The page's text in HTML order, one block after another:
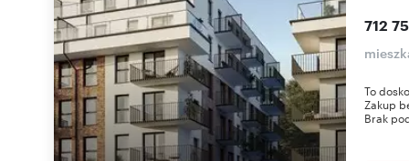
712
To
Zakup
Brak